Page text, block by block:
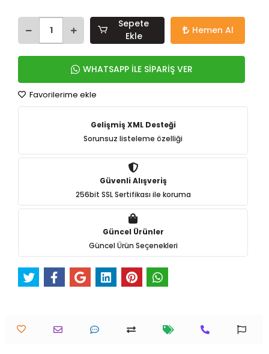
Sepete
Ekle
Hemen Al
WHATSAPP İLE SİPARİŞ VER
Favorilerime ekle
Gelişmiş XML Desteği
Sorunsuz listeleme özelliği
Güvenli Alışveriş
256bit SSL Sertifikası ile koruma
Güncel Ürünler
Güncel Ürün Seçenekleri